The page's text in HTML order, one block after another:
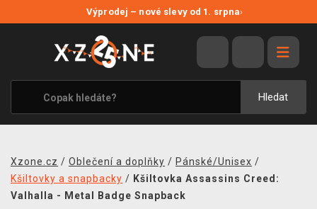
Výprodej – nové slevy od 1. srpna›
Hledat
VÝPRODEJ
VIDEOHRY
XZONE ORIGINALS
TÉMATIKY
MERCHANDISE
Xzone.cz / Oblečení a doplňky / Pánské/Unisex /
Kšiltovky a snapbacky / Kšiltovka Assassins Creed:
Valhalla - Metal Badge Snapback